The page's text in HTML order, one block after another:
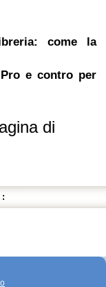
come la
e contro per
di